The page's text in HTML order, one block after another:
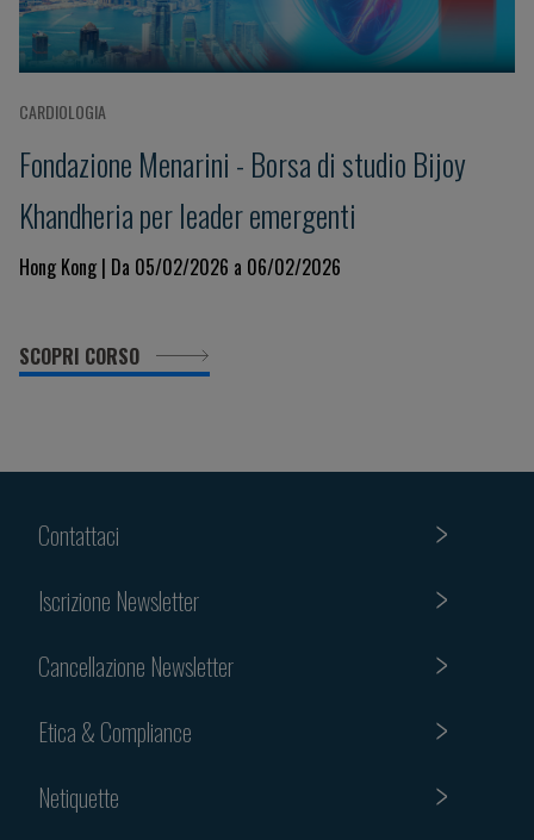
CARDIOLOGIA
Fondazione Menarini - Borsa di studio Bijoy
Khandheria per leader emergenti
Hong Kong | Da 05/02/2026 a 06/02/2026
SCOPRI CORSO
Contattaci
Iscrizione Newsletter
Cancellazione Newsletter
Etica & Compliance
Netiquette